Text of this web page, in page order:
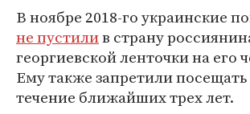
В ноябре 2018-го украинские
не пустилив страну
георгиевской ленточки на его
Ему также запретили посещать
течение ближайших трех лет.